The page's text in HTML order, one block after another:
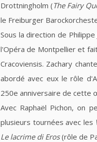
Drottningholm (The Fairy
le Freiburger
Sous la direction de
l'Opéra de Montpellier et
Cracoviensis. Zachary
abordé avec eux le rôle
250e anniversaire de cette
Avec Raphaël Pichon, on
plusieurs tournées avec les
Le lacrime di Eros(rôle de